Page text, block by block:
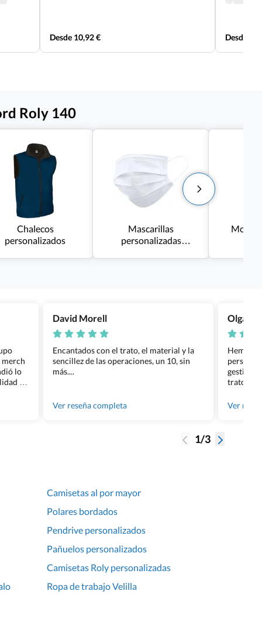
Desde 10,92 € Desde
Roly 140
Chalecos
personalizados
Mascarillas
personalizadas
Monos
lo
de
David Morell
Encantados con el trato, el material y la
sencillez de las operaciones, un 10, sin
más....
Ver reseña completa
Olga
Hemos
gestión
trato
gente
Ver
1/3
Camisetas al por mayor
Polares bordados
Pendrive personalizados
Pañuelos personalizados
Camisetas Roly personalizadas
Ropa de trabajo Velilla